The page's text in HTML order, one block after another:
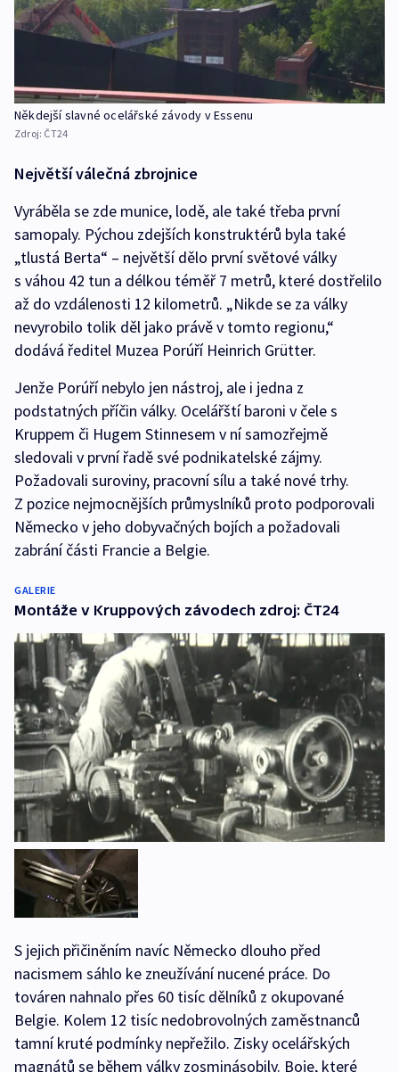
Někdejší slavné ocelářské závody v Essenu
Zdroj: ČT24
Největší válečná zbrojnice
Vyráběla se zde munice, lodě, ale také třeba první
samopaly. Pýchou zdejších konstruktérů byla také
„tlustá Berta“ – největší dělo první světové války
s váhou 42 tun a délkou téměř 7 metrů, které dostřelilo
až do vzdálenosti 12 kilometrů. „Nikde se za války
nevyrobilo tolik děl jako právě v tomto regionu,“
dodává ředitel Muzea Porúří Heinrich Grütter.
Jenže Porúří nebylo jen nástroj, ale i jedna z
podstatných příčin války. Ocelářští baroni v čele s
Kruppem či Hugem Stinnesem v ní samozřejmě
sledovali v první řadě své podnikatelské zájmy.
Požadovali suroviny, pracovní sílu a také nové trhy.
Z pozice nejmocnějších průmyslníků proto podporovali
Německo v jeho dobyvačných bojích a požadovali
zabrání části Francie a Belgie.
GALERIE
Montáže v Kruppových závodech zdroj: ČT24
S jejich přičiněním navíc Německo dlouho před
nacismem sáhlo ke zneužívání nucené práce. Do
továren nahnalo přes 60 tisíc dělníků z okupované
Belgie. Kolem 12 tisíc nedobrovolných zaměstnanců
tamní kruté podmínky nepřežilo. Zisky ocelářských
magnátů se během války zosminásobily. Boje, které